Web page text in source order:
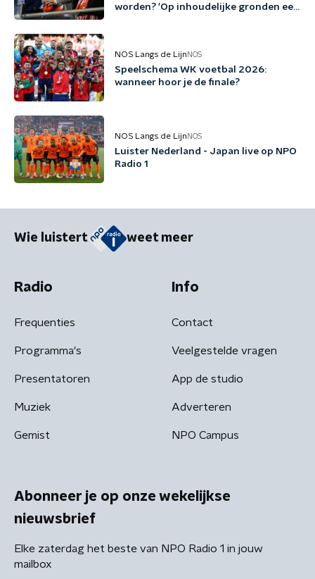
worden? 'Op inhoudelijke gronden een
NOS Langs de Lijn NOS
Speelschema WK voetbal 2026:
wanneer hoor je de finale?
NOS Langs de Lijn NOS
Luister Nederland - Japan live op NPO
Radio 1
Wie luistert weet meer
Radio
Frequenties
Programma's
Presentatoren
Muziek
Gemist
Info
Contact
Veelgestelde vragen
App de studio
Adverteren
NPO Campus
Abonneer je op onze wekelijkse
nieuwsbrief
Elke zaterdag het beste van NPO Radio 1 in jouw
mailbox